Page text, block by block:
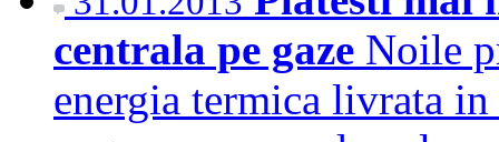
centrala pe gaze Noile
energia termica livrata